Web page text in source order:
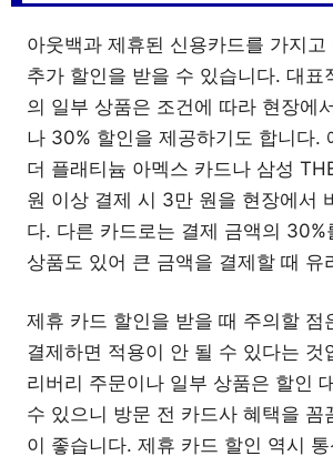
아웃백과 제휴된 신용카드를 가지고
추가 할인을 받을 수 있습니다. 대표
의 일부 상품은 조건에 따라 현장에
나 30% 할인을 제공하기도 합니다.
더 플래티늄 아멕스 카드나 삼성
원 이상 결제 시 3만 원을 현장에서
다. 다른 카드로는 결제 금액의 30%
상품도 있어 큰 금액을 결제할 때 유
제휴 카드 할인을 받을 때 주의할 점
결제하면 적용이 안 될 수 있다는 것
리버리 주문이나 일부 상품은 할인
수 있으니 방문 전 카드사 혜택을 꼼
이 좋습니다. 제휴 카드 할인 역시